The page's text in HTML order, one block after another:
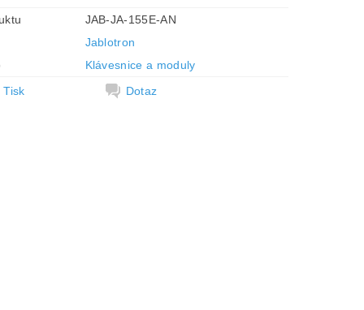
JAB-JA-155E-AN
Jablotron
Klávesnice a moduly
Tisk
Dotaz